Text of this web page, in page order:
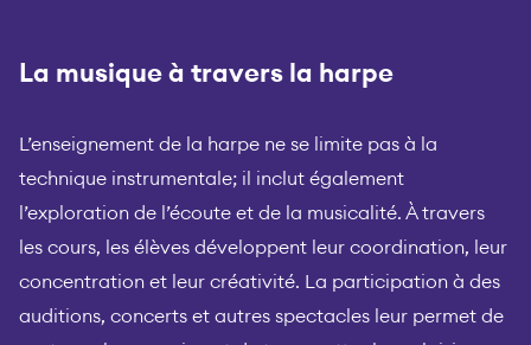
La musique à travers la harpe
L’enseignement de la harpe ne se limite pas à la
technique instrumentale; il inclut également
l’exploration de l’écoute et de la musicalité. À travers
les cours, les élèves développent leur coordination, leur
concentration et leur créativité. La participation à des
auditions, concerts et autres spectacles leur permet de